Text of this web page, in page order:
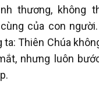
thương, không
của con
Thiên Chúa
nhưng luôn